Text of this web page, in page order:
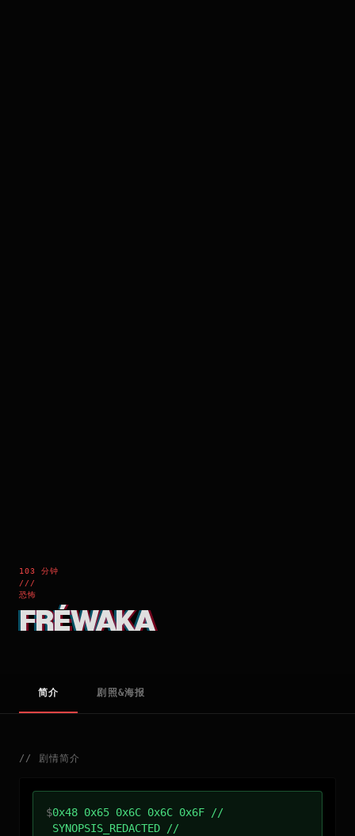
103 分钟
///
恐怖
FRÉWAKA
简介 剧照&海报
// 剧情简介
$0x48 0x65 0x6C 0x6C 0x6F //
SYNOPSIS_REDACTED //